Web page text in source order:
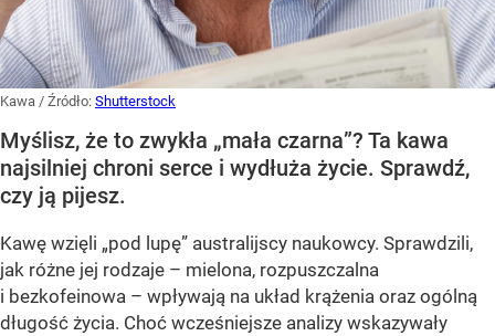
Kawa / Źródło: Shutterstock
Myślisz, że to zwykła „mała czarna”? Ta kawa
najsilniej chroni serce i wydłuża życie. Sprawdź,
czy ją pijesz.
Kawę wzięli „pod lupę” australijscy naukowcy. Sprawdzili,
jak różne jej rodzaje – mielona, rozpuszczalna
i bezkofeinowa – wpływają na układ krążenia oraz ogólną
długość życia. Choć wcześniejsze analizy wskazywały